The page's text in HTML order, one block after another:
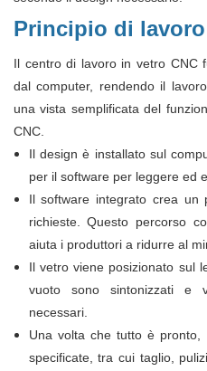
Principio di lavoro
Il centro di lavoro in vetro CNC
dal computer, rendendo il
una vista semplificata del
CNC.
Il design è installato sul
per il software per leggere ed
Il software integrato crea un
richieste. Questo percorso
aiuta i produttori a ridurre al
Il vetro viene posizionato sul
vuoto sono sintonizzati e
necessari.
Una volta che tutto è pronto,
specificate, tra cui taglio,